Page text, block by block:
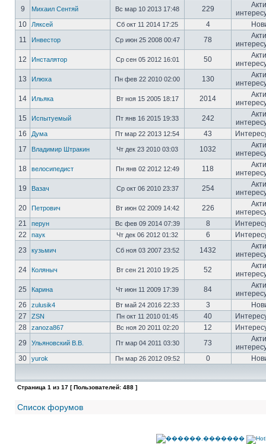
9
Михаил Сентяй Вс мар 10 2013 17:48 229
10
Ляксей Сб окт 11 2014 17:25 4
11
Инвестор Ср июн 25 2008 00:47 78
12
Инсталятор Ср сен 05 2012 16:01 50
13
Илюха Пн фев 22 2010 02:00 130
14
Ильяка Вт ноя 15 2005 18:17 2014
15
Испытуемый Пт янв 16 2015 19:33 242
16
Дума Пт мар 22 2013 12:54 43
17
Владимир Штракин Чт дек 23 2010 03:03 1032
18
велосипедист Пн янв 02 2012 12:49 118
19
Вазач Ср окт 06 2010 23:37 254
20
Петрович Вт июн 02 2009 14:42 226
21
перун Вс фев 09 2014 07:39 8
22
паук Чт дек 06 2012 01:32 6
23
кузьмич Сб ноя 03 2007 23:52 1432
24
Коляныч Вт сен 21 2010 19:25 52
25
Карина Чт июн 11 2009 17:39 84
26
zulusik4 Вт май 24 2016 22:33 3
27
ZSN Пн окт 11 2010 01:45 40
28
zanoza867 Вс ноя 20 2011 02:20 12
29
Ульяновский В.В. Пт мар 04 2011 03:30 73
30
yurok Пн мар 26 2012 09:52 0
Страница 1 из 17 [ Пользователей: 488 ]
Список форумов